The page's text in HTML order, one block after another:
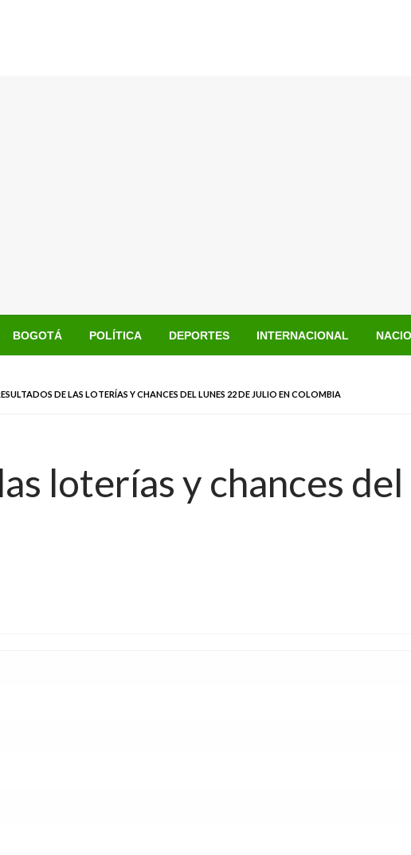
BOGOTÁ POLÍTICA DEPORTES INTERNACIONAL
DE LAS LOTERÍAS Y CHANCES DEL LUNES 22 DE JULIO EN COLOMBIA
loterías y chances